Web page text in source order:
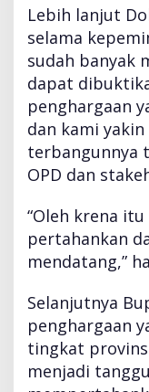
o
r
P
e
n
g
a
w
a
d
a
n
e
p
s
e
k
Lebih lanjut
selama
sudah banyak
dapat
penghargaan
dan kami
terbangunnya
OPD dan
“Oleh krena
pertahankan
mendatang,”
Selanjutnya
penghargaan
tingkat
menjadi